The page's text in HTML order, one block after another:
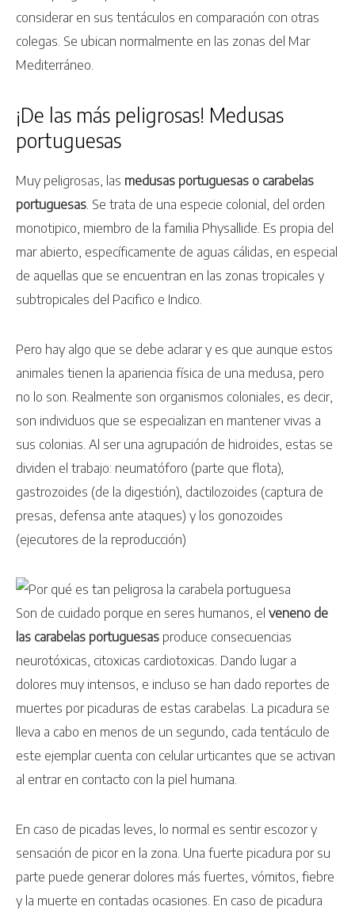
considerar en sus tentáculos en comparación con otras
colegas. Se ubican normalmente en las zonas del Mar
Mediterráneo.
¡De las más peligrosas! Medusas
portuguesas
Muy peligrosas, las medusas portuguesas o carabelas
portuguesas. Se trata de una especie colonial, del orden
monotipico, miembro de la familia Physallide. Es propia del
mar abierto, específicamente de aguas cálidas, en especial
de aquellas que se encuentran en las zonas tropicales y
subtropicales del Pacifico e Indico.
Pero hay algo que se debe aclarar y es que aunque estos
animales tienen la apariencia física de una medusa, pero
no lo son. Realmente son organismos coloniales, es decir,
son individuos que se especializan en mantener vivas a
sus colonias. Al ser una agrupación de hidroides, estas se
dividen el trabajo: neumatóforo (parte que flota),
gastrozoides (de la digestión), dactilozoides (captura de
presas, defensa ante ataques) y los gonozoides
(ejecutores de la reproducción)
Son de cuidado porque en seres humanos, el veneno de
las carabelas portuguesas produce consecuencias
neurotóxicas, citoxicas cardiotoxicas. Dando lugar a
dolores muy intensos, e incluso se han dado reportes de
muertes por picaduras de estas carabelas. La picadura se
lleva a cabo en menos de un segundo, cada tentáculo de
este ejemplar cuenta con celular urticantes que se activan
al entrar en contacto con la piel humana.
En caso de picadas leves, lo normal es sentir escozor y
sensación de picor en la zona. Una fuerte picadura por su
parte puede generar dolores más fuertes, vómitos, fiebre
y la muerte en contadas ocasiones. En caso de picadura